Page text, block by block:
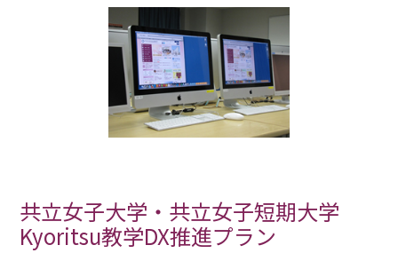
共立女子大学・共立女子短期大学
Kyoritsu教学DX推進プラン